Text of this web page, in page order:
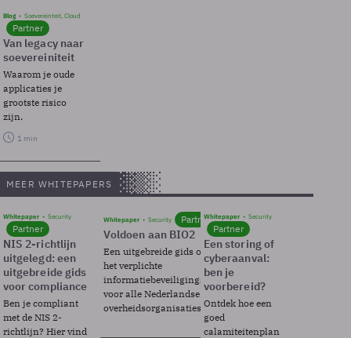
Blog Soevereinteit, Cloud
Partner
Van legacy naar
soevereiniteit
Waarom je oude
applicaties je
grootste risico
zijn.
1 min
MEER WHITEPAPERS
Whitepaper Security
Partner
NIS 2-richtlijn
uitgelegd: een
uitgebreide gids
voor compliance
Ben je compliant
met de NIS 2-
richtlijn? Hier vind
Whitepaper Security Partner
Voldoen aan BIO2
Een uitgebreide gids over BIO2,
het verplichte
informatiebeveiligingsframework
voor alle Nederlandse
overheidsorganisaties.
Whitepaper Security
Partner
Een storing of
cyberaanval:
ben je
voorbereid?
Ontdek hoe een
goed
calamiteitenplan